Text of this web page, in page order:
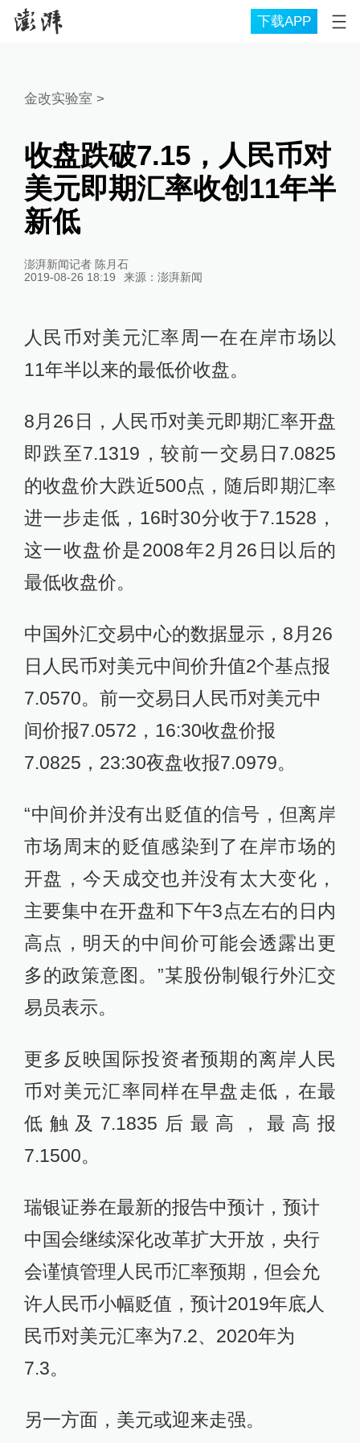
下载APP
金改实验室 >
收盘跌破7.15，人民币对
美元即期汇率收创11年半
新低
澎湃新闻记者 陈月石
2019-08-26 18:19
来源： 澎湃新闻
人民币对美元汇率周一在在岸市场以
11年半以来的最低价收盘。
8月26日，人民币对美元即期汇率开盘
即跌至7.1319，较前一交易日7.0825
的收盘价大跌近500点，随后即期汇率
进一步走低，16时30分收于7.1528，
这一收盘价是2008年2月26日以后的
最低收盘价。
中国外汇交易中心的数据显示，8月26
日人民币对美元中间价升值2个基点报
7.0570。前一交易日人民币对美元中
间价报7.0572，16:30收盘价报
7.0825，23:30夜盘收报7.0979。
“中间价并没有出贬值的信号，但离岸
市场周末的贬值感染到了在岸市场的
开盘，今天成交也并没有太大变化，
主要集中在开盘和下午3点左右的日内
高点，明天的中间价可能会透露出更
多的政策意图。”某股份制银行外汇交
易员表示。
更多反映国际投资者预期的离岸人民
币对美元汇率同样在早盘走低，在最
低触及7.1835后最高，最高报
7.1500。
瑞银证券在最新的报告中预计，预计
中国会继续深化改革扩大开放，央行
会谨慎管理人民币汇率预期，但会允
许人民币小幅贬值，预计2019年底人
民币对美元汇率为7.2、2020年为
7.3。
另一方面，美元或迎来走强。